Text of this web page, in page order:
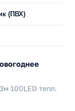
(ПВХ)
100LED тепл.